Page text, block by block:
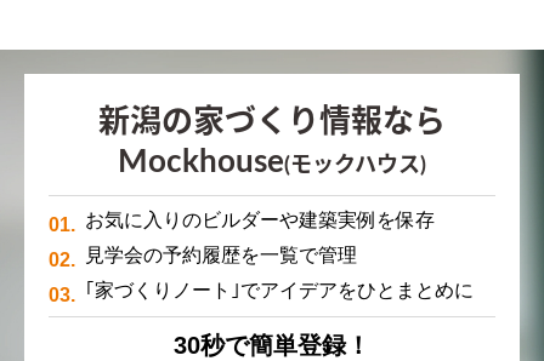
新潟の家づくり情報なら
Mockhouse(モックハウス)
お気に入りのビルダーや建築実例を保存
見学会の予約履歴を一覧で管理
｢家づくりノート｣でアイデアをひとまとめに
30秒で簡単登録！